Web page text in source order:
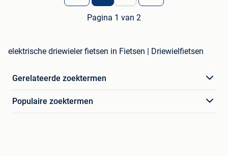
Pagina 1 van 2
elektrische driewieler fietsen in Fietsen | Driewielfietsen
Gerelateerde zoektermen
Populaire zoektermen